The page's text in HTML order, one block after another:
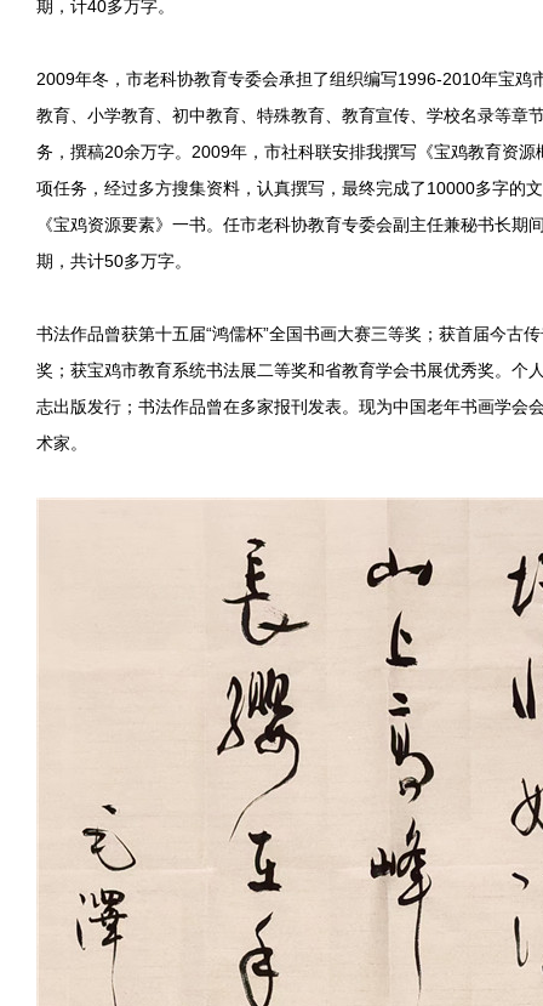
期，计40多万字。
2009年冬，市老科协教育专委会承担了组织编写1996-2010年宝鸡
教育、小学教育、初中教育、特殊教育、教育宣传、学校名录等章
务，撰稿20余万字。2009年，市社科联安排我撰写《宝鸡教育资
项任务，经过多方搜集资料，认真撰写，最终完成了10000多字的
《宝鸡资源要素》一书。任市老科协教育专委会副主任兼秘书长期
期，共计50多万字。
书法作品曾获第十五届“鸿儒杯”全国书画大赛三等奖；获首届今古
奖；获宝鸡市教育系统书法展二等奖和省教育学会书展优秀奖。个
志出版发行；书法作品曾在多家报刊发表。现为中国老年书画学会
术家。